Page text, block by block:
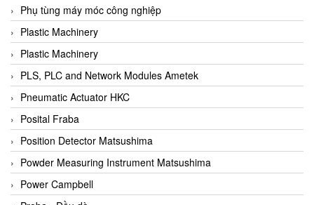
Bernstein Vietnam
Berthold
Bestech
Bestech
BETA
Bifold
Bihl+wiedemann
Bihl+wiedemann
Bilz
Phụ tùng máy móc công nghiệp
Plastic Machinery
Plastic Machinery
PLS, PLC and Network Modules Ametek
Pneumatic Actuator HKC
Posital Fraba
Position Detector Matsushima
Powder Measuring Instrument Matsushima
Power Campbell